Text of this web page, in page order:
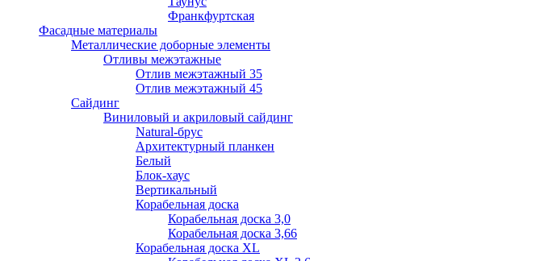
Франкфуртская
Фасадные материалы
Металлические доборные элементы
Отливы межэтажные
Отлив межэтажный 35
Отлив межэтажный 45
Сайдинг
Виниловый и акриловый сайдинг
Natural-брус
Архитектурный планкен
Белый
Блок-хаус
Вертикальный
Корабельная доска
Корабельная доска 3,0
Корабельная доска 3,66
Корабельная доска XL